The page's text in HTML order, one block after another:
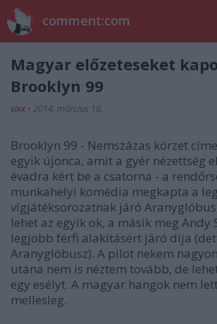
comment:com
Magyar előzeteseket
Brooklyn 99
sixx • 2014. március 10.
Brooklyn 99 - Nemszázas körzet
egyik újonca, amit a gyér nézettség
évadra kért be a csatorna - a
munkahelyi komédia megkapta a
vígjátéksorozatnak járó
lehet az egyik ok, a másik meg Andy
legjobb férfi alakításért járó díja
Aranyglóbusz). A pilot nekem
utána nem is néztem tovább, de
egy esélyt. A magyar hangok nem
mellesleg.